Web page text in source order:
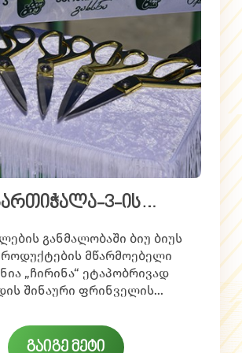
3-ის
კომპლექსის
გახსნა
განმალობაში ბიუ ბიუს
მწარმოებელი
„ჩირინა“ ეტაპობრივად
შინაური ფრინველის
მოცულობების
და წარმოების
გაიგე მეტი